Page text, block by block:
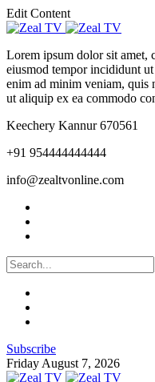
Edit Content
Lorem ipsum dolor sit amet,
eiusmod tempor incididunt
enim ad minim veniam, quis
ut aliquip ex ea commodo
Keechery Kannur 670561
+91 954444444444
info@zealtvonline.com
Subscribe
Friday August 7, 2026